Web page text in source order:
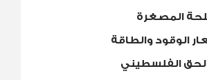
المصغرة
الوقود والطاقة
الفلسطيني